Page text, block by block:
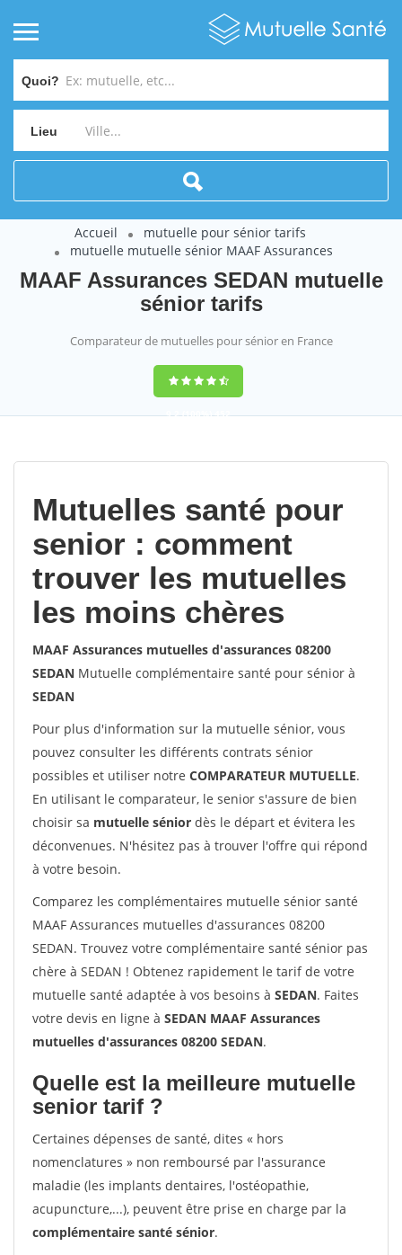
Quoi?
Lieu
Accueil
mutuelle pour sénior tarifs
mutuelle mutuelle sénior MAAF Assurances
MAAF Assurances SEDAN mutuelle
sénior tarifs
Comparateur de mutuelles pour sénior en France
9,2(100%)452
Mutuelles santé pour
senior : comment
trouver les mutuelles
les moins chères
MAAF Assurances mutuelles d'assurances 08200
SEDAN Mutuelle complémentaire santé pour sénior à
SEDAN
Pour plus d'information sur la mutuelle sénior, vous
pouvez consulter les différents contrats sénior
possibles et utiliser notre COMPARATEUR MUTUELLE.
En utilisant le comparateur, le senior s'assure de bien
choisir sa mutuelle sénior dès le départ et évitera les
déconvenues. N'hésitez pas à trouver l'offre qui répond
à votre besoin.
Comparez les complémentaires mutuelle sénior santé
MAAF Assurances mutuelles d'assurances 08200
SEDAN. Trouvez votre complémentaire santé sénior pas
chère à SEDAN ! Obtenez rapidement le tarif de votre
mutuelle santé adaptée à vos besoins à SEDAN. Faites
votre devis en ligne à SEDAN MAAF Assurances
mutuelles d'assurances 08200 SEDAN.
Quelle est la meilleure mutuelle
senior tarif ?
Certaines dépenses de santé, dites « hors
nomenclatures » non remboursé par l'assurance
maladie (les implants dentaires, l'ostéopathie,
acupuncture,...), peuvent être prise en charge par la
complémentaire santé sénior.